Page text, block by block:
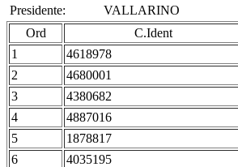
Presidente:
VALLARINO
Ord
C.Ident
1
4618978
2 4680001
3 4380682
4 4887016
5 1878817
6 4035195